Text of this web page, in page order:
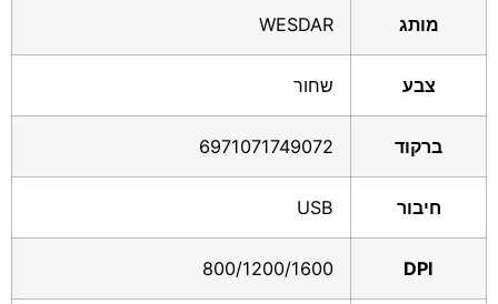
מותג WESDAR
צבע שחור
ברקוד 6971071749072
חיבור USB
DPI
800/1200/1600